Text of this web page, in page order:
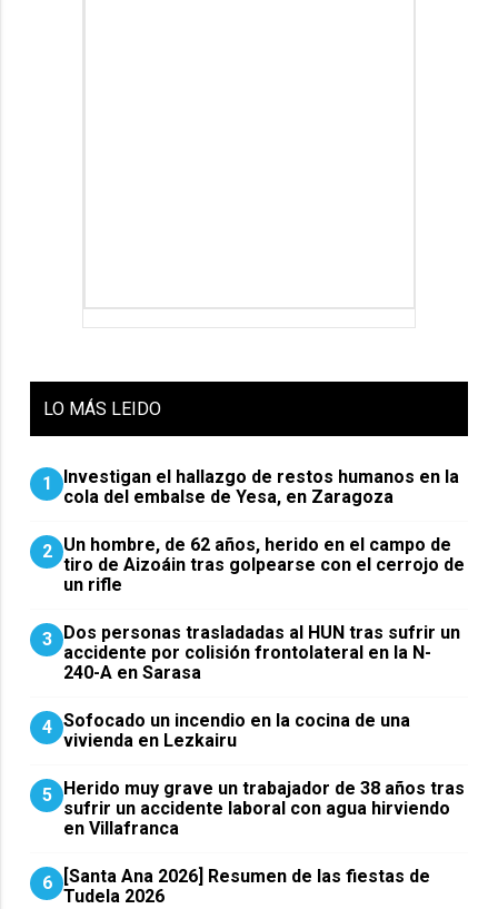
LO MÁS LEIDO
1
Investigan el hallazgo de restos humanos en la
cola del embalse de Yesa, en Zaragoza
2 Un hombre, de 62 años, herido en el campo de
tiro de Aizoáin tras golpearse con el cerrojo de
un rifle
3
​Dos personas trasladadas al HUN tras sufrir un
accidente por colisión frontolateral en la N-
240-A en Sarasa
4 Sofocado un incendio en la cocina de una
vivienda en Lezkairu
5
Herido muy grave un trabajador de 38 años tras
sufrir un accidente laboral con agua hirviendo
en Villafranca
6
[Santa Ana 2026] Resumen de las fiestas de
Tudela 2026